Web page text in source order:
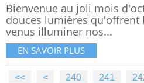
Bienvenue au joli mois
douces lumières
venus illuminer nos...
EN SAVOIR PLUS
<< < 200
210
220
230
240 241